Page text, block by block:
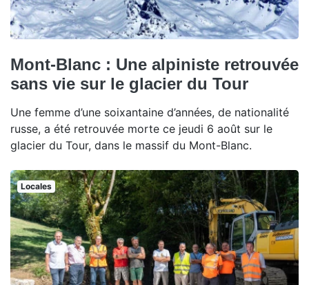
Mont-Blanc : Une alpiniste retrouvée
sans vie sur le glacier du Tour
Une femme d’une soixantaine d’années, de nationalité
russe, a été retrouvée morte ce jeudi 6 août sur le
glacier du Tour, dans le massif du Mont-Blanc.
Locales